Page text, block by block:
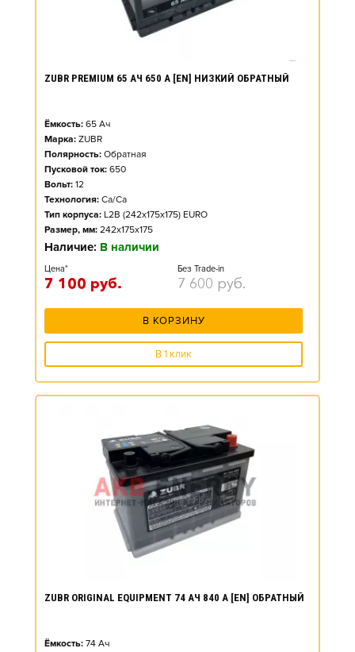
ZUBR PREMIUM 65 АЧ 650 А [EN] НИЗКИЙ ОБРАТНЫЙ
Ёмкость: 65 Ач
Марка: ZUBR
Полярность: Обратная
Пусковой ток: 650
Вольт: 12
Технология: Ca/Ca
Тип корпуса: L2B (242x175x175) EURO
Размер, мм: 242x175x175
Наличие: В наличии
Цена*
7 100 руб.
Без Trade-in
7 600 руб.
В КОРЗИНУ
В 1 клик
ZUBR ORIGINAL EQUIPMENT 74 АЧ 840 А [EN] ОБРАТНЫЙ
Ёмкость: 74 Ач